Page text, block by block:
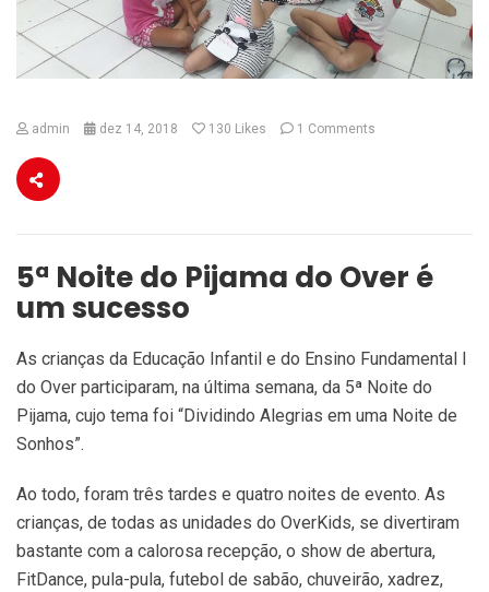
admin dez 14, 2018 130 Likes 1 Comments
5ª Noite do Pijama do Over é
um sucesso
As crianças da Educação Infantil e do Ensino Fundamental I
do Over participaram, na última semana, da 5ª Noite do
Pijama, cujo tema foi “Dividindo Alegrias em uma Noite de
Sonhos”.
Ao todo, foram três tardes e quatro noites de evento. As
crianças, de todas as unidades do OverKids, se divertiram
bastante com a calorosa recepção, o show de abertura,
FitDance, pula-pula, futebol de sabão, chuveirão, xadrez,